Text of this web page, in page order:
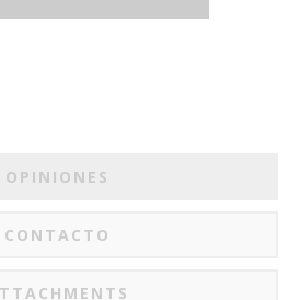
OPINIONES
CONTACTO